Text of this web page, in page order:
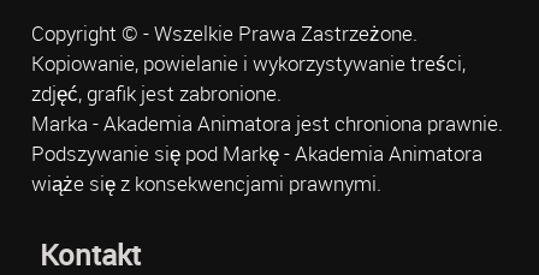
Copyright © - Wszelkie Prawa Zastrzeżone.
Kopiowanie, powielanie i wykorzystywanie treści,
zdjęć, grafik jest zabronione.
Marka - Akademia Animatora jest chroniona prawnie.
Podszywanie się pod Markę - Akademia Animatora
wiąże się z konsekwencjami prawnymi.
Kontakt